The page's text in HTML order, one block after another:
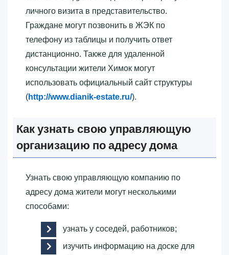
личного визита в представительство.
Граждане могут позвонить в ЖЭК по
телефону из таблицы и получить ответ
дистанционно. Также для удаленной
консультации жители Химок могут
использовать официальный сайт структуры
(http://www.dianik-estate.ru/).
Как узнать свою управляющую
организацию по адресу дома
Узнать свою управляющую компанию по
адресу дома жители могут несколькими
способами:
узнать у соседей, работников;
изучить информацию на доске для